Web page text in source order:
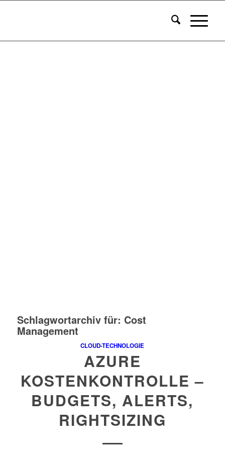
Schlagwortarchiv für: Cost
Management
CLOUD-TECHNOLOGIE
AZURE
KOSTENKONTROLLE –
BUDGETS, ALERTS,
RIGHTSIZING